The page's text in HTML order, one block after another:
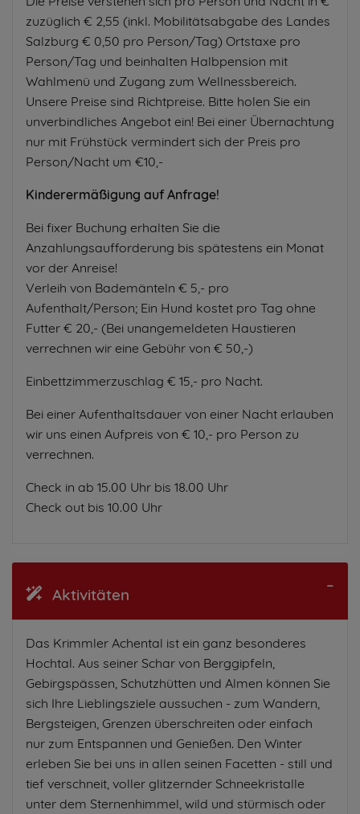
zuzüglich € 2,55 (inkl. Mobilitätsabgabe des Landes
Salzburg € 0,50 pro Person/Tag) Ortstaxe pro
Person/Tag und beinhalten Halbpension mit
Wahlmenü und Zugang zum Wellnessbereich.
Unsere Preise sind Richtpreise. Bitte holen Sie ein
unverbindliches Angebot ein! Bei einer Übernachtung
nur mit Frühstück vermindert sich der Preis pro
Person/Nacht um €10,-
Kinderermäßigung auf Anfrage!
Bei fixer Buchung erhalten Sie die
Anzahlungsaufforderung bis spätestens ein Monat
vor der Anreise!
Verleih von Bademänteln € 5,- pro
Aufenthalt/Person; Ein Hund kostet pro Tag ohne
Futter € 20,- (Bei unangemeldeten Haustieren
verrechnen wir eine Gebühr von € 50,-)
Einbettzimmerzuschlag € 15,- pro Nacht.
Bei einer Aufenthaltsdauer von einer Nacht erlauben
wir uns einen Aufpreis von € 10,- pro Person zu
verrechnen.
Check in ab 15.00 Uhr bis 18.00 Uhr
Check out bis 10.00 Uhr
Aktivitäten
Das Krimmler Achental ist ein ganz besonderes
Hochtal. Aus seiner Schar von Berggipfeln,
Gebirgspässen, Schutzhütten und Almen können Sie
sich Ihre Lieblingsziele aussuchen - zum Wandern,
Bergsteigen, Grenzen überschreiten oder einfach
nur zum Entspannen und Genießen. Den Winter
erleben Sie bei uns in allen seinen Facetten - still und
tief verschneit, voller glitzernder Schneekristalle
unter dem Sternenhimmel, wild und stürmisch oder